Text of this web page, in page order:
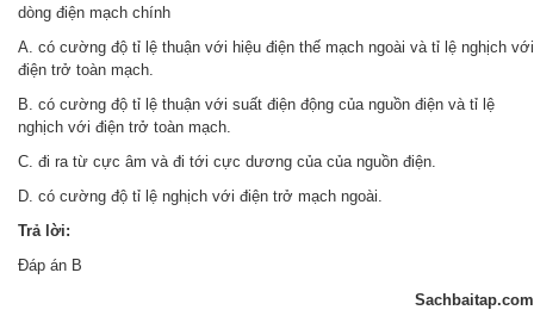
dòng điện mạch chính
A. có cường độ tỉ lệ thuận với hiệu điện thế mạch ngoài và tỉ lệ nghịch với
điện trở toàn mạch.
B. có cường độ tỉ lệ thuận với suất điện động của nguồn điện và tỉ lệ
nghịch với điện trở toàn mạch.
C. đi ra từ cực âm và đi tới cực dương của của nguồn điện.
D. có cường độ tỉ lệ nghịch với điện trở mạch ngoài.
Trả lời:
Đáp án B
Sachbaitap.com